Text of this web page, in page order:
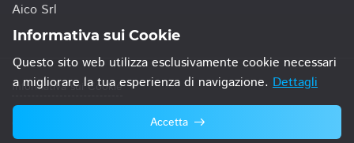
Aico Srl
Informativa sui Cookie
© 2021 TIM San Marino S.p.A.
Informativa sui Cookie
Questo sito web utilizza esclusivamente cookie necessari
a migliorare la tua esperienza di navigazione. Dettagli
Accetta